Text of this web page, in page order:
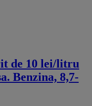
de 10 lei/litru
Benzina, 8,7-